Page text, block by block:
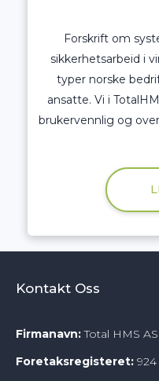
Forskrift om
sikkerhetsarbeid i
typer norske
ansatte. Vi i
brukervennlig og
Kontakt Oss
Firmanavn:Total HMS AS
Foretaksregisteret: 924